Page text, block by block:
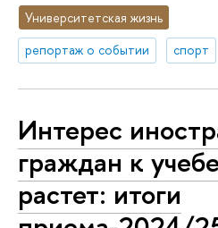
Университетская жизнь
репортаж о событии
спорт
Интерес
граждан к
растет: итоги